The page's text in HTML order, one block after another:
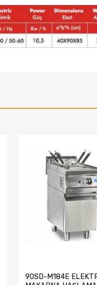
90SD-M184E